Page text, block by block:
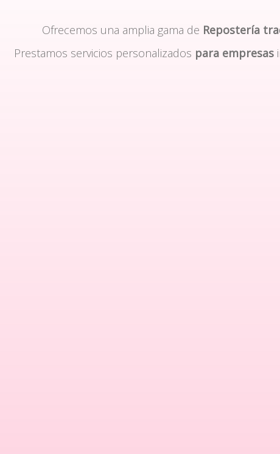
Ofrecemos una amplia gama de Repostería
Prestamos servicios personalizados para empresas